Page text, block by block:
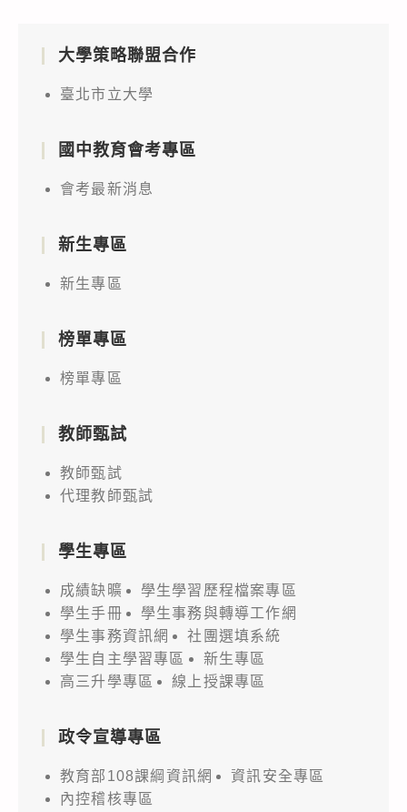
大學策略聯盟合作
臺北市立大學
國中教育會考專區
會考最新消息
新生專區
新生專區
榜單專區
榜單專區
教師甄試
教師甄試
代理教師甄試
學生專區
成績缺曠
學生學習歷程檔案專區
學生手冊
學生事務與轉導工作網
學生事務資訊網
社團選填系統
學生自主學習專區
新生專區
高三升學專區
線上授課專區
政令宣導專區
教育部108課綱資訊網
資訊安全專區
內控稽核專區